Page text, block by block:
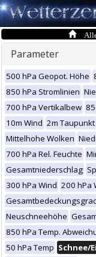
Alle
Parameter
500 hPa Geopot. Höhe
850 hPa Stromlinien
700 hPa Vertikalbew
10m Wind 2m Taupunkt
Mittelhohe Wolken
700 hPa Rel. Feuchte
Gesamtniederschlag
300 hPa Wind 200 hPa
Neuschneehöhe
850 hPa Temp.
50 hPa Temp Schnee/